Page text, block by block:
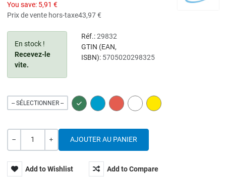
You save: 5,91 €
Prix de vente hors-taxe43,97 €
En stock !
Recevez-le
vite.
Réf.: 29832
GTIN (EAN,
ISBN): 5705020298325
-- SÉLECTIONNER -- GREEN BLUE RED WHITE YELLOW
Quantité
Add to Wishlist Add to Compare